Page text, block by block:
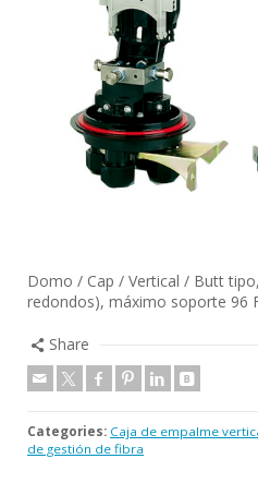
Domo / Cap / Vertical / Butt
redondos), máximo soporte 96
Share
Categories: Caja de empalme
de gestión de fibra